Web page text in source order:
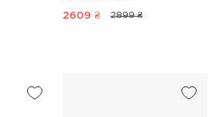
2609 ₴ 2899 ₴